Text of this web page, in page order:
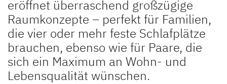
eröffnet überraschend großzügige
Raumkonzepte – perfekt für Familien,
die vier oder mehr feste Schlafplätze
brauchen, ebenso wie für Paare, die
sich ein Maximum an Wohn- und
Lebensqualität wünschen.